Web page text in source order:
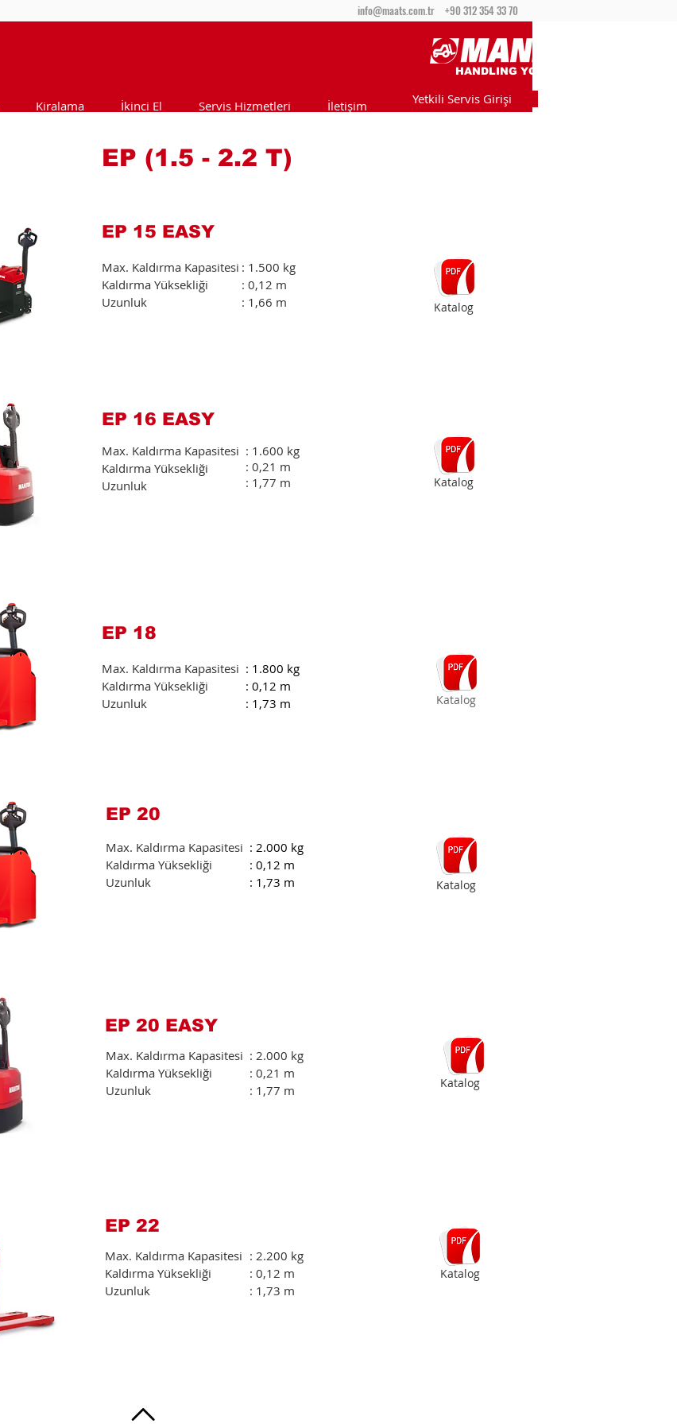
info@maats.com.tr +90 312 354 33 70
HANDLING YOUR WORLD
Kiralama İkinci El Servis Hizmetleri İletişim Yetkili Servis Girişi
EP (1.5 - 2.2 T)
EP 15 EASY
Max. Kaldırma Kapasitesi
Kaldırma Yüksekliği
Uzunluk
: 1.500 kg
: 0,12 m
: 1,66 m
Katalog
EP 16 EASY
Max. Kaldırma Kapasitesi
Kaldırma Yüksekliği
Uzunluk
: 1.600 kg
: 0,21 m
: 1,77 m
Katalog
EP 18
Max. Kaldırma Kapasitesi
Kaldırma Yüksekliği
Uzunluk
: 1.800 kg
: 0,12 m
: 1,73 m
Katalog
EP 20
Max. Kaldırma Kapasitesi
Kaldırma Yüksekliği
Uzunluk
: 2.000 kg
: 0,12 m
: 1,73 m
Katalog
EP 20 EASY
Max. Kaldırma Kapasitesi
Kaldırma Yüksekliği
Uzunluk
: 2.000 kg
: 0,21 m
: 1,77 m
Katalog
EP 22
Max. Kaldırma Kapasitesi
Kaldırma Yüksekliği
Uzunluk
: 2.200 kg
: 0,12 m
: 1,73 m
Katalog